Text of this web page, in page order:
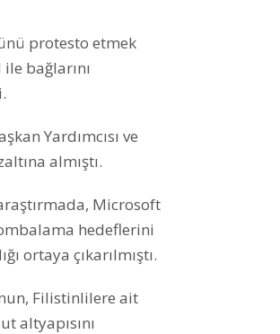
protesto etmek
bağlarını
Yardımcısı ve
almıştı.
Microsoft
hedeflerini
ortaya çıkarılmıştı.
Filistinlilere ait
altyapısını